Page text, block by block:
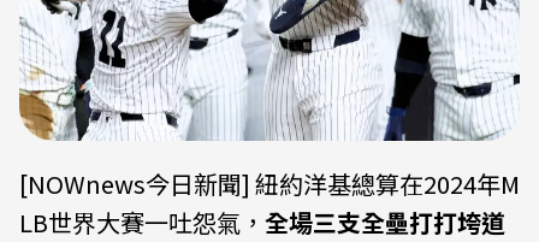
[NOWnews今日新聞] 紐約洋基總算在2024年M
LB世界大賽一吐怨氣， 全場三支全壘打打垮道